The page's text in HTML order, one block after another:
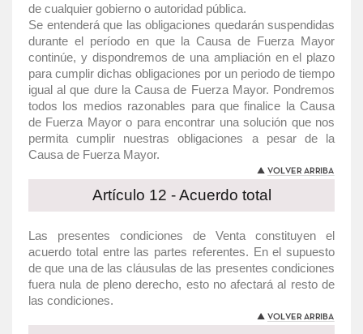
de cualquier gobierno o autoridad pública.
Se entenderá que las obligaciones quedarán suspendidas
durante el período en que la Causa de Fuerza Mayor
continúe, y dispondremos de una ampliación en el plazo
para cumplir dichas obligaciones por un periodo de tiempo
igual al que dure la Causa de Fuerza Mayor. Pondremos
todos los medios razonables para que finalice la Causa
de Fuerza Mayor o para encontrar una solución que nos
permita cumplir nuestras obligaciones a pesar de la
Causa de Fuerza Mayor.
Artículo 12 - Acuerdo total
Las presentes condiciones de Venta constituyen el
acuerdo total entre las partes referentes. En el supuesto
de que una de las cláusulas de las presentes condiciones
fuera nula de pleno derecho, esto no afectará al resto de
las condiciones.